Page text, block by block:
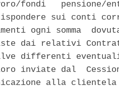
fondi   pensione/
sui conti
ogni somma
dai relativi
differenti
loro inviate dal
alla